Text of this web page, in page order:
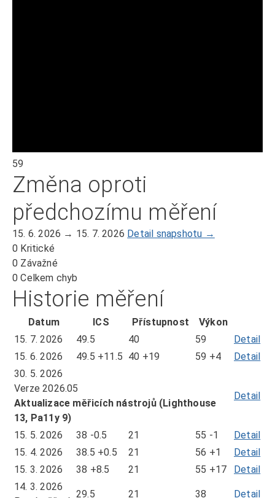
59
Změna oproti
předchozímu měření
15. 6. 2026 → 15. 7. 2026 Detail snapshotu →
0 Kritické
0 Závažné
0Celkem chyb
Historie měření
Datum ICS Přístupnost
Výkon
15. 7. 2026
49.5 40 59 Detail
7.
15. 6. 2026 49.5 +11.5 40 +19 59 +4 Detail
15.
30. 5. 2026
Verze 2026.05
Aktualizace měřicích nástrojů (Lighthouse
13, Pa11y 9)
Detail
15. 5. 2026 38 -0.5 21 55 -1 Detail
15. 4. 2026 38.5 +0.5 21 56 +1 Detail
15. 3. 2026 38 +8.5 21 55 +17 Detail
14. 3. 2026
29.5 21 38 Detail